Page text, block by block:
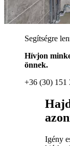
Segítségre
Hívjon
önnek.
+36 (30) 151
Igény